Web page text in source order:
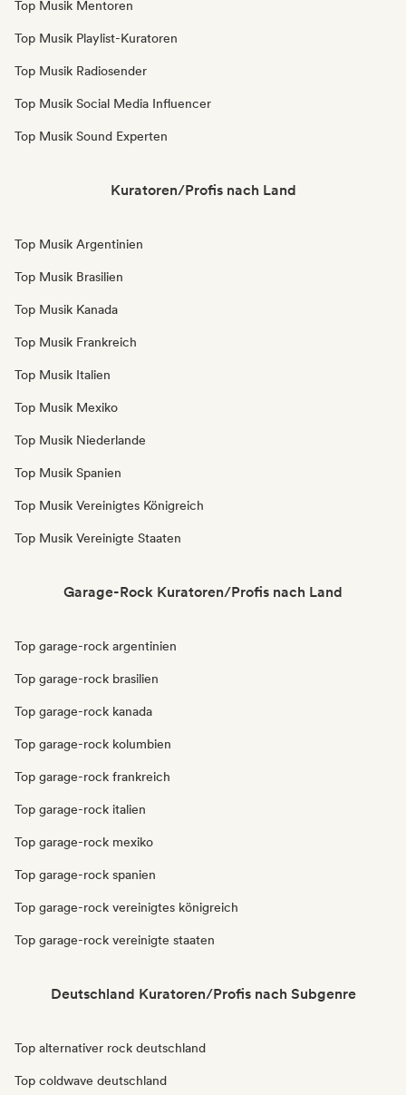
Top Musik Mentoren
Top Musik Playlist-Kuratoren
Top Musik Radiosender
Top Musik Social Media Influencer
Top Musik Sound Experten
Kuratoren/Profis nach Land
Top Musik Argentinien
Top Musik Brasilien
Top Musik Kanada
Top Musik Frankreich
Top Musik Italien
Top Musik Mexiko
Top Musik Niederlande
Top Musik Spanien
Top Musik Vereinigtes Königreich
Top Musik Vereinigte Staaten
Garage-Rock Kuratoren/Profis nach Land
Top garage-rock argentinien
Top garage-rock brasilien
Top garage-rock kanada
Top garage-rock kolumbien
Top garage-rock frankreich
Top garage-rock italien
Top garage-rock mexiko
Top garage-rock spanien
Top garage-rock vereinigtes königreich
Top garage-rock vereinigte staaten
Deutschland Kuratoren/Profis nach Subgenre
Top alternativer rock deutschland
Top coldwave deutschland